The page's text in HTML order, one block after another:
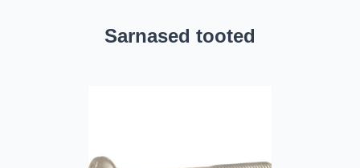
Sarnased tooted